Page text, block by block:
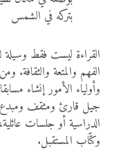
بتركه في الشمس
القراءة ليست فقط وسيلة
الفهم والمتعة والثقافة.
وأولياء الأمور إنشاء
جيل قارئ ومثقف
الدراسية أو جلسات
وكتّاب المستقبل.